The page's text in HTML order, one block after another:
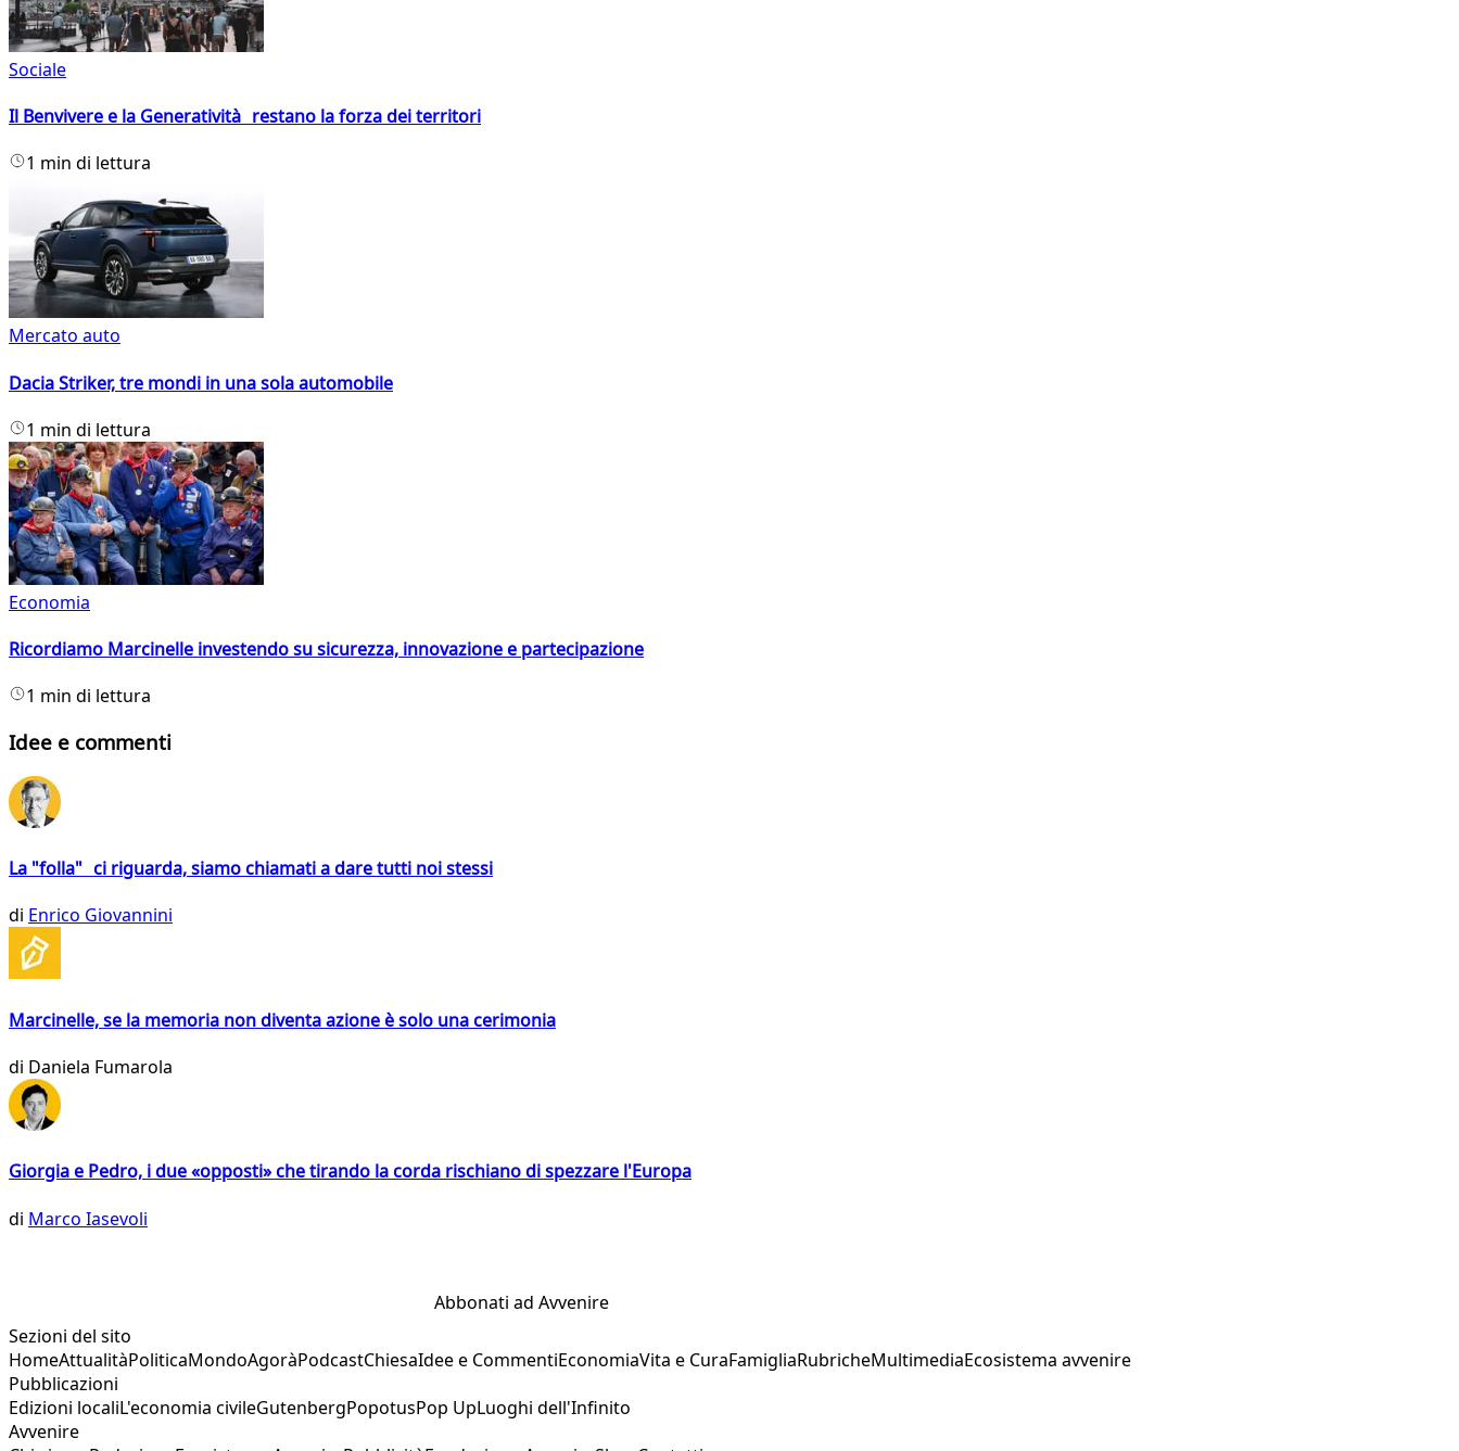
Sociale
Il Benvivere e la Generatività restano la forza dei territori
1 min di lettura
Mercato auto
Dacia Striker, tre mondi in una sola automobile
1 min di lettura
Economia
Ricordiamo Marcinelle investendo su sicurezza, innovazione e partecipazione
1 min di lettura
Idee e commenti
La "folla" ci riguarda, siamo chiamati a dare tutti noi stessi
di Enrico Giovannini
Marcinelle, se la memoria non diventa azione è solo una cerimonia
di Daniela Fumarola
Giorgia e Pedro, i due «opposti» che tirando la corda rischiano di spezzare l'Europa
di Marco Iasevoli
Abbonati ad Avvenire
Sezioni del sito
HomeAttualitàPoliticaMondoAgoràPodcastChiesaIdee e CommentiEconomiaVita e CuraFamigliaRubricheMultimediaEcosistema avvenire
Pubblicazioni
Edizioni localiL'economia civileGutenbergPopotusPop UpLuoghi dell'Infinito
Avvenire